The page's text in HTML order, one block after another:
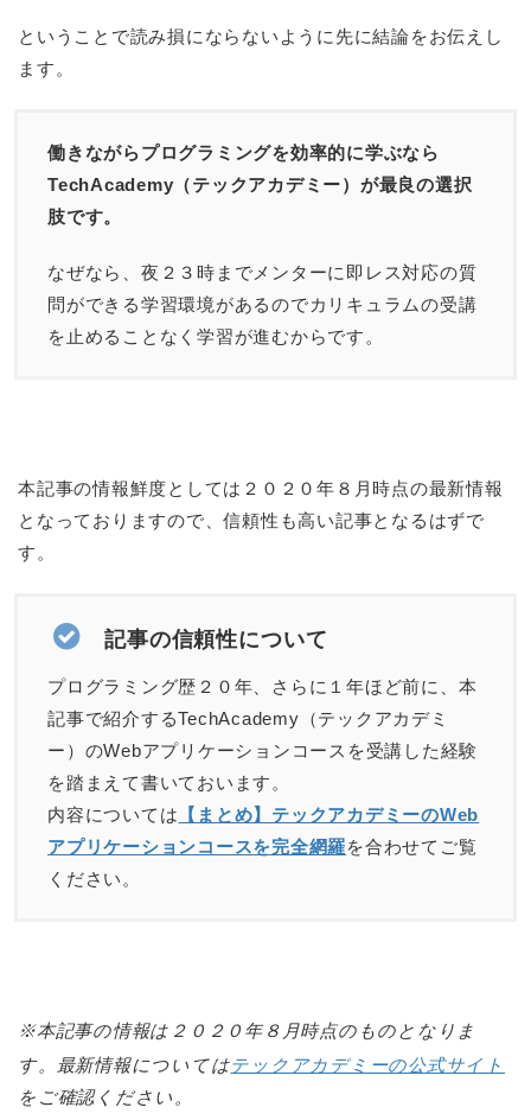
ということで読み損にならないように先に結論をお伝えし
ます。
働きながらプログラミングを効率的に学ぶなら
TechAcademy（テックアカデミー）が最良の選択
肢です。
なぜなら、夜２３時までメンターに即レス対応の質
問ができる学習環境があるのでカリキュラムの受講
を止めることなく学習が進むからです。
本記事の情報鮮度としては２０２０年８月時点の最新情報
となっておりますので、信頼性も高い記事となるはずで
す。
記事の信頼性について
プログラミング歴２０年、さらに１年ほど前に、本
記事で紹介するTechAcademy（テックアカデミ
ー）のWebアプリケーションコースを受講した経験
を踏まえて書いておいます。
内容については 【まとめ】テックアカデミーのWeb
アプリケーションコースを完全網羅を合わせてご覧
ください。
※本記事の情報は２０２０年８月時点のものとなりま
す。最新情報についてはテックアカデミーの公式サイト
をご確認ください。